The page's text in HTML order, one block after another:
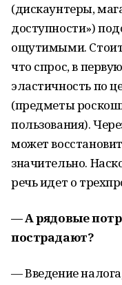
(дискаунтеры,
доступности»)
ощутимыми.
что спрос, в
эластичность по
(предметы
пользования).
может
значительно.
речь идет о
— А рядовые
пострадают?
— Введение